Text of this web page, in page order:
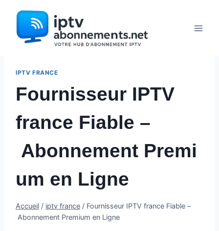
contenu
IPTV FRANCE
Fournisseur IPTV
france Fiable –
Abonnement Premi
um en Ligne
Accueil / iptv france / Fournisseur IPTV france Fiable –
Abonnement Premium en Ligne